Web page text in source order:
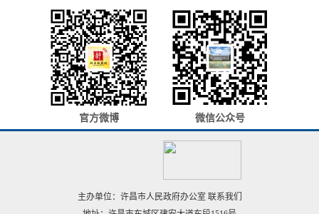
官方微博 微信公众号
主办单位：许昌市人民政府办公室 联系我们